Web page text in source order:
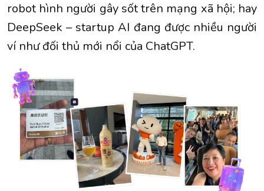
robot hình người gây sốt trên mạng xã hội; hay
DeepSeek – startup AI đang được nhiều người
ví như đối thủ mới nổi của ChatGPT.